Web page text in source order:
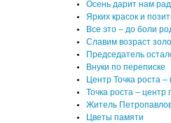
Осень дарит нам
Ярких красок и
Все это – до боли
Славим возраст
Председатель
Внуки по переписке
Центр Точка роста –
Точка роста –
Житель
Цветы памяти